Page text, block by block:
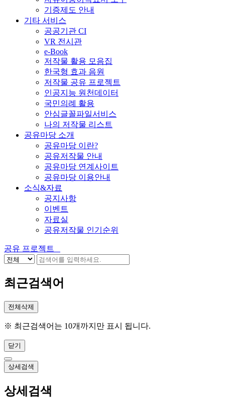
기증제도 안내
기타 서비스
공공기관 CI
VR 전시관
e-Book
저작물 활용 모음집
한국형 효과 음원
저작물 공유 프로젝트
인공지능 원천데이터
국민의례 활용
안심글꼴파일서비스
나의 저작물 리스트
공유마당 소개
공유마당 이란?
공유저작물 안내
공유마당 연계사이트
공유마당 이용안내
소식&자료
공지사항
이벤트
자료실
공유저작물 인기순위
공유 프로젝트
최근검색어
전체삭제
※ 최근검색어는 10개까지만 표시 됩니다.
닫기
상세검색
상세검색